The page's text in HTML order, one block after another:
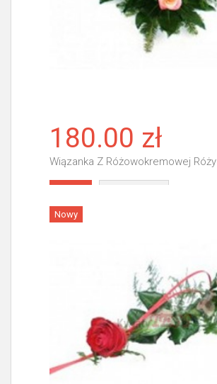
180.00 zł
Wiązanka Z Różowokremowej Róży
Nowy